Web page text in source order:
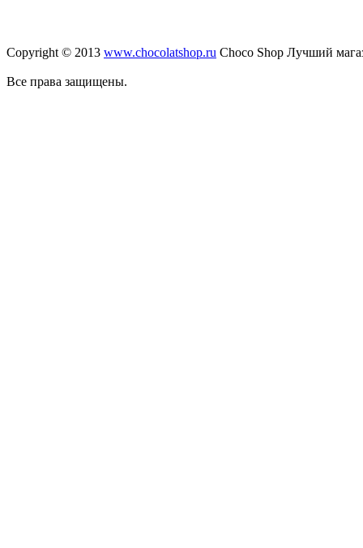
Copyright © 2013 www.chocolatshop.ru Choco Shop Лучший
Все права защищены.